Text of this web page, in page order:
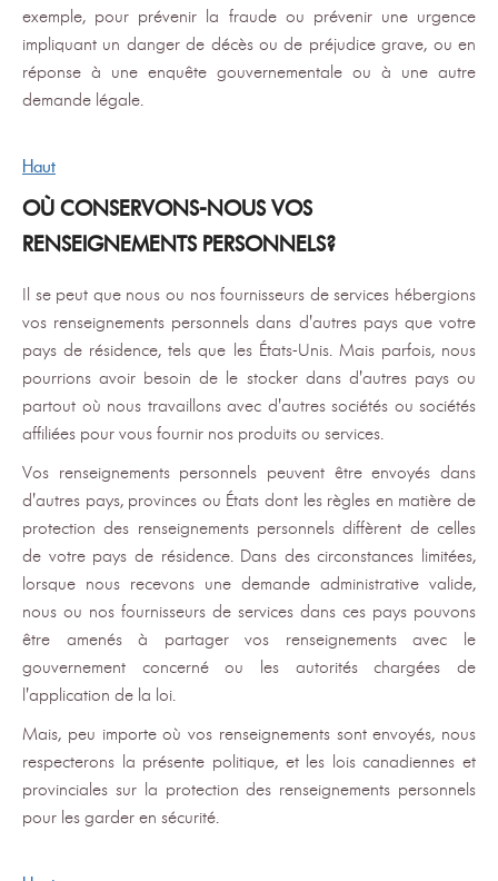
exemple, pour prévenir la fraude ou prévenir une urgence
impliquant un danger de décès ou de préjudice grave, ou en
réponse à une enquête gouvernementale ou à une autre
demande légale.
Haut
OÙ CONSERVONS-NOUS VOS
RENSEIGNEMENTS PERSONNELS?
Il se peut que nous ou nos fournisseurs de services hébergions
vos renseignements personnels dans d'autres pays que votre
pays de résidence, tels que les États-Unis. Mais parfois, nous
pourrions avoir besoin de le stocker dans d'autres pays ou
partout où nous travaillons avec d'autres sociétés ou sociétés
affiliées pour vous fournir nos produits ou services.
Vos renseignements personnels peuvent être envoyés dans
d'autres pays, provinces ou États dont les règles en matière de
protection des renseignements personnels diffèrent de celles
de votre pays de résidence. Dans des circonstances limitées,
lorsque nous recevons une demande administrative valide,
nous ou nos fournisseurs de services dans ces pays pouvons
être amenés à partager vos renseignements avec le
gouvernement concerné ou les autorités chargées de
l'application de la loi.
Mais, peu importe où vos renseignements sont envoyés, nous
respecterons la présente politique, et les lois canadiennes et
provinciales sur la protection des renseignements personnels
pour les garder en sécurité.